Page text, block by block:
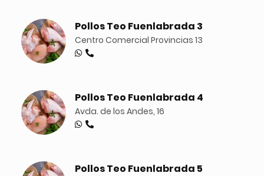
Pollos Teo Fuenlabrada 3
Centro Comercial Provincias 13
Pollos Teo Fuenlabrada 4
Avda. de los Andes, 16
Pollos Teo Fuenlabrada 5